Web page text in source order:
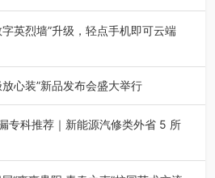
推普强国行”大学生暑期社会实
…英烈墙”升级，轻点手机即可云端
贵州省退役军人事务厅指导，贵阳
州广电…
心装”新品发布会盛大举行
饰“一口价·超极放心装”新品发布
专科推荐｜新能源汽修类外省 5 所
系中，200至300分数段考生可选择
…